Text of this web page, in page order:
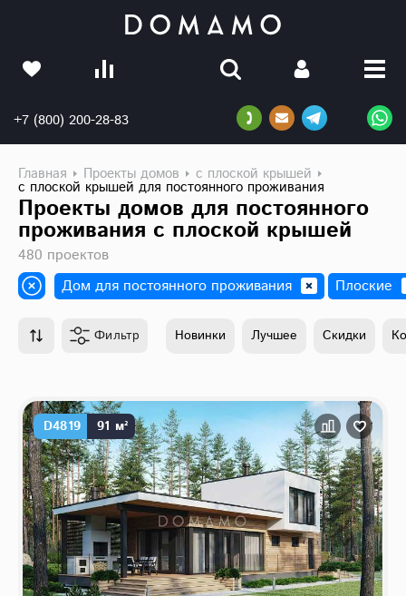
+7 (800) 200-28-83
Главная Проекты домов с плоской крышей
с плоской крышей для постоянного проживания
Проекты домов для постоянного
проживания с плоской крышей
480 проектов
Дом для постоянного проживания
Плоские
Фильтр Новинки Лучшее Скидки
D4819 91 м²